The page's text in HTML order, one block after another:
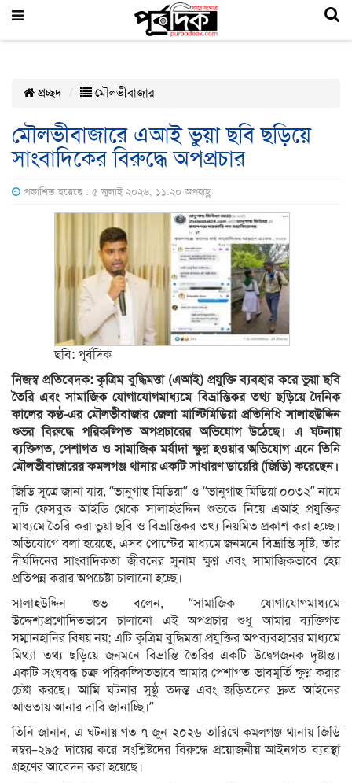
প্রচ্ছদ মৌলভীবাজার
মৌলভীবাজারে এআই ভুয়া ছবি ছড়িয়ে
সাংবাদিকের বিরুদ্ধে অপপ্রচার
প্রকাশিত হয়েছে : ৫ জুলাই ২০২৬, ১১:২০ অপরাহ্ণ
ছবি: পূর্বদিক
নিজস্ব প্রতিবেদক: কৃত্রিম বুদ্ধিমত্তা (এআই) প্রযুক্তি ব্যবহার করে ভুয়া ছবি
তৈরি এবং সামাজিক যোগাযোগমাধ্যমে বিভ্রান্তিকর তথ্য ছড়িয়ে দৈনিক
কালের কণ্ঠ-এর মৌলভীবাজার জেলা মাল্টিমিডিয়া প্রতিনিধি সালাহউদ্দিন
শুভর বিরুদ্ধে পরিকল্পিত অপপ্রচারের অভিযোগ উঠেছে। এ ঘটনায়
ব্যক্তিগত, পেশাগত ও সামাজিক মর্যাদা ক্ষুণ্ন হওয়ার অভিযোগ এনে তিনি
মৌলভীবাজারের কমলগঞ্জ থানায় একটি সাধারণ ডায়েরি (জিডি) করেছেন।
জিডি সূত্রে জানা যায়, “ভানুগাছ মিডিয়া” ও “ভানুগাছ মিডিয়া ০০৩২” নামে
দুটি ফেসবুক আইডি থেকে সালাহউদ্দিন শুভকে নিয়ে এআই প্রযুক্তির
মাধ্যমে তৈরি করা ভুয়া ছবি ও বিভ্রান্তিকর তথ্য নিয়মিত প্রকাশ করা হচ্ছে।
অভিযোগে বলা হয়েছে, এসব পোস্টের মাধ্যমে জনমনে বিভ্রান্তি সৃষ্টি, তাঁর
দীর্ঘদিনের সাংবাদিকতা জীবনের সুনাম ক্ষুণ্ন এবং সামাজিকভাবে হেয়
প্রতিপন্ন করার অপচেষ্টা চালানো হচ্ছে।
সালাহউদ্দিন শুভ বলেন, “সামাজিক যোগাযোগমাধ্যমে
উদ্দেশ্যপ্রণোদিতভাবে চালানো এই অপপ্রচার শুধু আমার ব্যক্তিগত
সম্মানহানির বিষয় নয়; এটি কৃত্রিম বুদ্ধিমত্তা প্রযুক্তির অপব্যবহারের মাধ্যমে
মিথ্যা তথ্য ছড়িয়ে জনমনে বিভ্রান্তি তৈরির একটি উদ্বেগজনক দৃষ্টান্ত।
একটি সংঘবদ্ধ চক্র পরিকল্পিতভাবে আমার পেশাগত ভাবমূর্তি ক্ষুণ্ন করার
চেষ্টা করছে। আমি ঘটনার সুষ্ঠু তদন্ত এবং জড়িতদের দ্রুত আইনের
আওতায় আনার দাবি জানাচ্ছি।”
তিনি জানান, এ ঘটনায় গত ৭ জুন ২০২৬ তারিখে কমলগঞ্জ থানায় জিডি
নম্বর–২৯৫ দায়ের করে সংশ্লিষ্টদের বিরুদ্ধে প্রয়োজনীয় আইনগত ব্যবস্থা
গ্রহণের আবেদন করা হয়েছে।